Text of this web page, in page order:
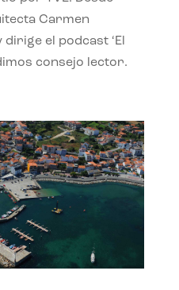
Carmen
el podcast ‘El
consejo lector.